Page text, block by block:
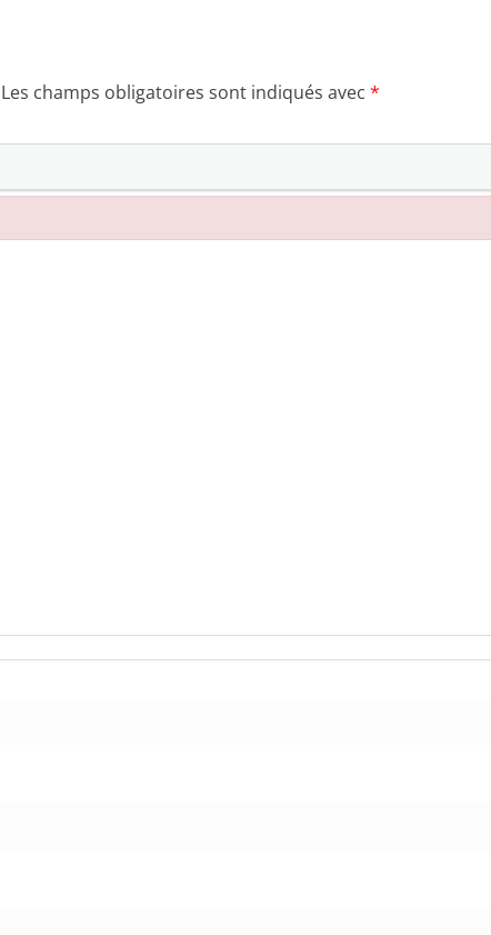
Les champs obligatoires sont indiqués avec *